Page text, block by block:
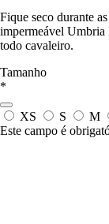
Fique seco durante
impermeável Umbria
todo cavaleiro.
Tamanho
*
XS S M
Este campo é